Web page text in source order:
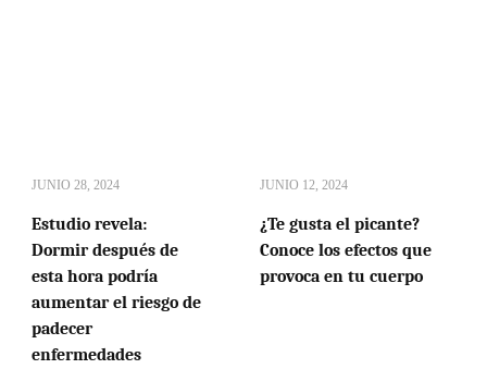
JUNIO 28, 2024
Estudio revela:
Dormir después de
esta hora podría
aumentar el riesgo de
padecer
enfermedades
JUNIO 12, 2024
¿Te gusta el picante?
Conoce los efectos que
provoca en tu cuerpo